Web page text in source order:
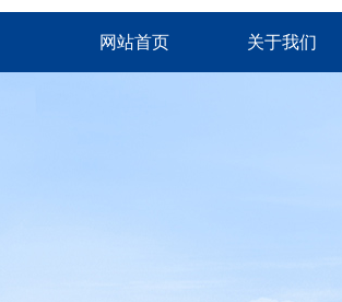
网站首页 关于我们